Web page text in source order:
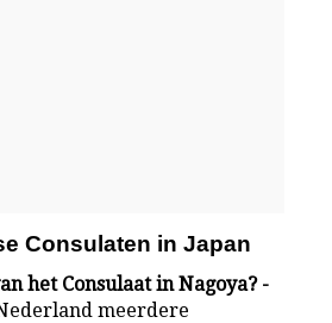
Consulaten in Japan
het Consulaat in Nagoya? -
meerdere